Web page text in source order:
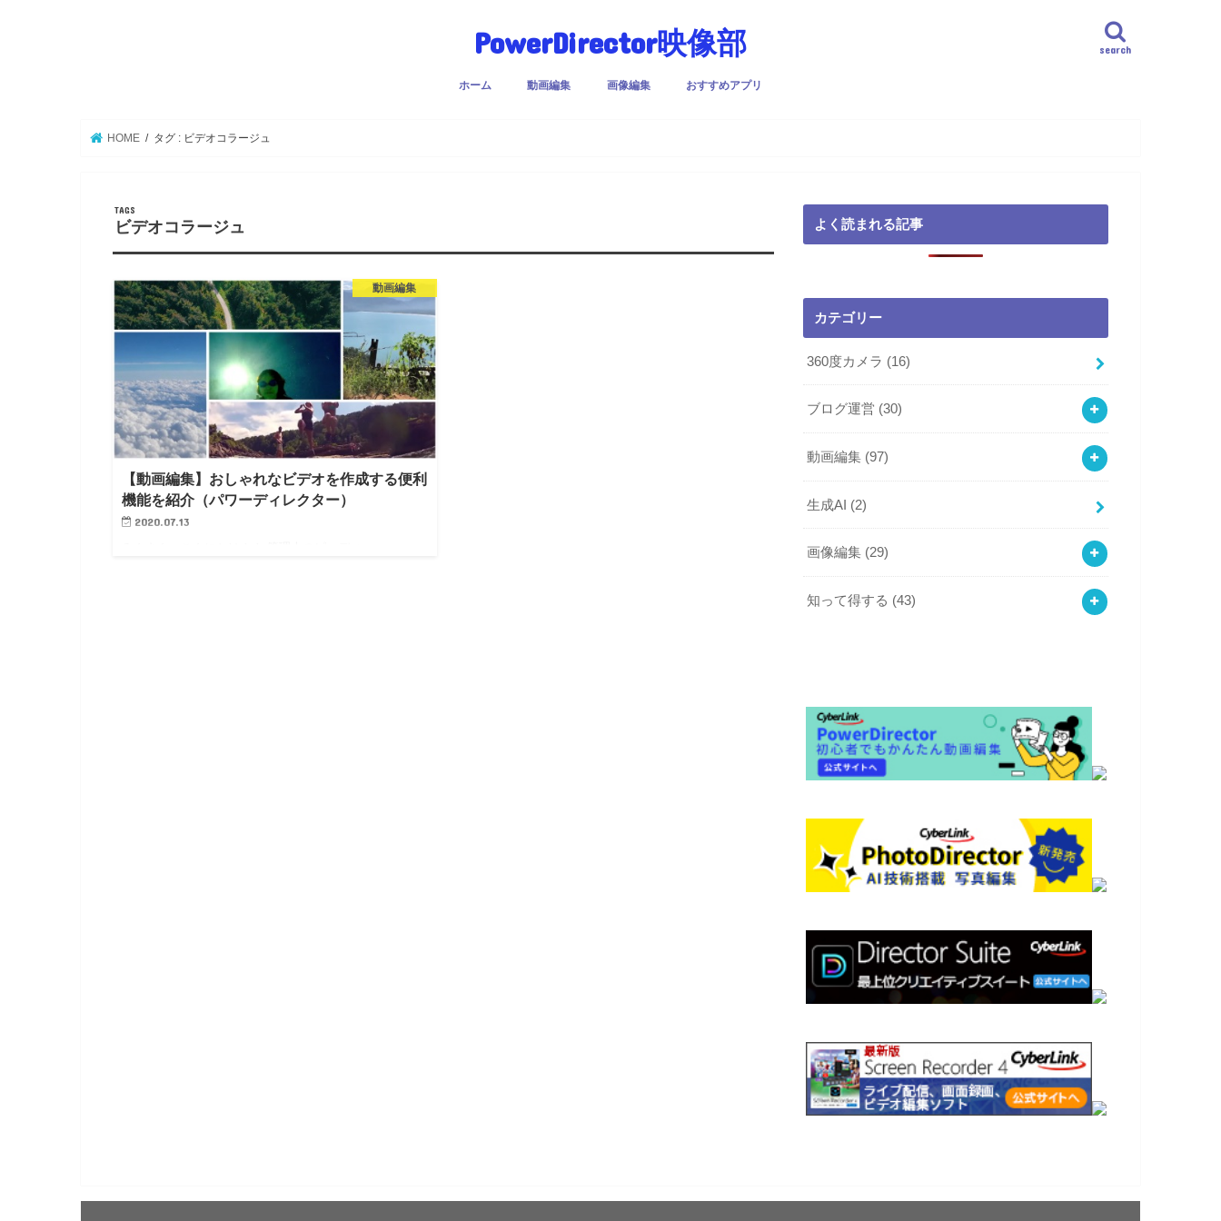
PowerDirector映像部 search
ホーム 動画編集 画像編集 おすすめアプリ
HOME タグ : ビデオコラージュ
ビデオコラージュ
動画編集
【動画編集】おしゃれなビデオを作成する便利
機能を紹介（パワーディレクター）
2020.07.13
よく読まれる記事
カテゴリー
360度カメラ (16)
ブログ運営 (30)
動画編集 (97)
生成AI (2)
画像編集 (29)
知って得する (43)